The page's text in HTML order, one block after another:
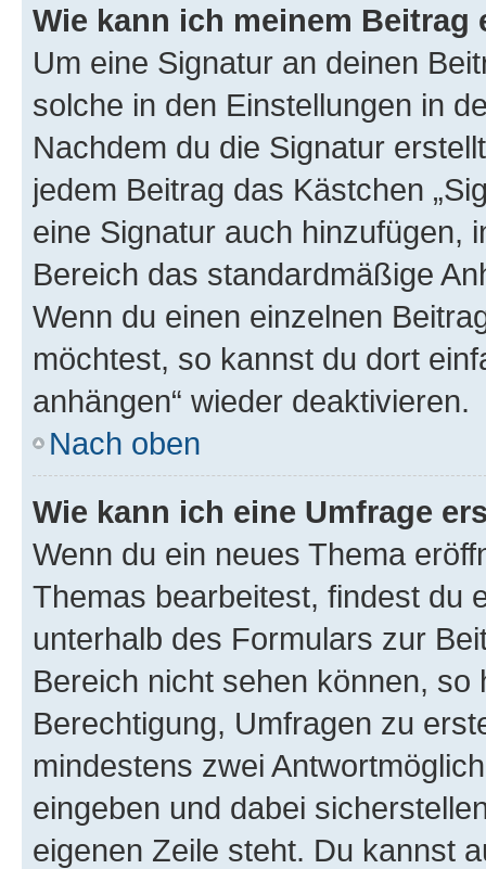
Wie kann ich meinem
Um eine Signatur an deinen
solche in den Einstellungen in
Nachdem du die Signatur
jedem Beitrag das Kästchen
eine Signatur auch hinzufügen,
Bereich das standardmäßige
Wenn du einen einzelnen
möchtest, so kannst du dort
anhängen“ wieder deaktivieren.
Nach oben
Wie kann ich eine Umfrage
Wenn du ein neues Thema
Themas bearbeitest, findest du
unterhalb des Formulars zur
Bereich nicht sehen können,
Berechtigung, Umfragen zu
mindestens zwei
eingeben und dabei
eigenen Zeile steht. Du kannst